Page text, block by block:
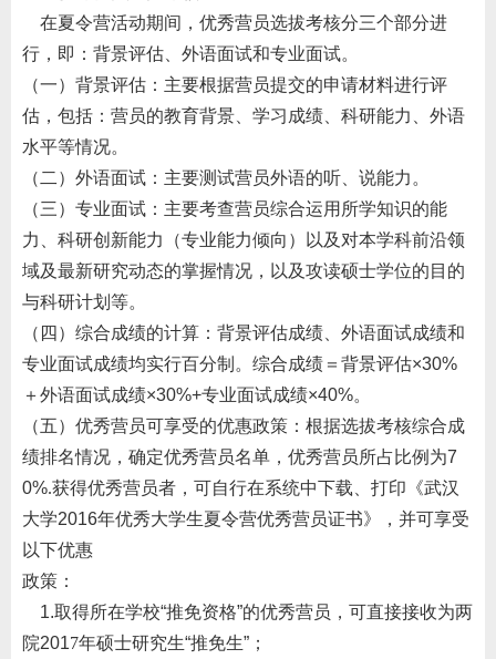
在夏令营活动期间，优秀营员选拔考核分三个部分进
行，即：背景评估、外语面试和专业面试。
（一）背景评估：主要根据营员提交的申请材料进行评
估，包括：营员的教育背景、学习成绩、科研能力、外语
水平等情况。
（二）外语面试：主要测试营员外语的听、说能力。
（三）专业面试：主要考查营员综合运用所学知识的能
力、科研创新能力（专业能力倾向）以及对本学科前沿领
域及最新研究动态的掌握情况，以及攻读硕士学位的目的
与科研计划等。
（四）综合成绩的计算：背景评估成绩、外语面试成绩和
专业面试成绩均实行百分制。综合成绩＝背景评估×30%
＋外语面试成绩×30%+专业面试成绩×40%。
（五）优秀营员可享受的优惠政策：根据选拔考核综合成
绩排名情况，确定优秀营员名单，优秀营员所占比例为7
0%.获得优秀营员者，可自行在系统中下载、打印《武汉
大学2016年优秀大学生夏令营优秀营员证书》，并可享受
以下优惠
政策：
1.取得所在学校“推免资格”的优秀营员，可直接接收为两
院2017年硕士研究生“推免生” ；